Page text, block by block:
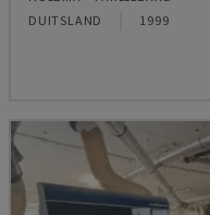
DUITSLAND 1999